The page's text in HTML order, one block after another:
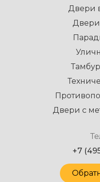
Двери
Двери
Двери с
+7